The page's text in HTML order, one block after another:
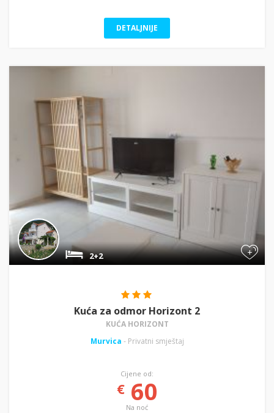
DETALJNIJE
+
2+2
Kuća za odmor Horizont 2
KUĆA HORIZONT
Murvica - Privatni smještaj
Cijene od:
€60
Na noć